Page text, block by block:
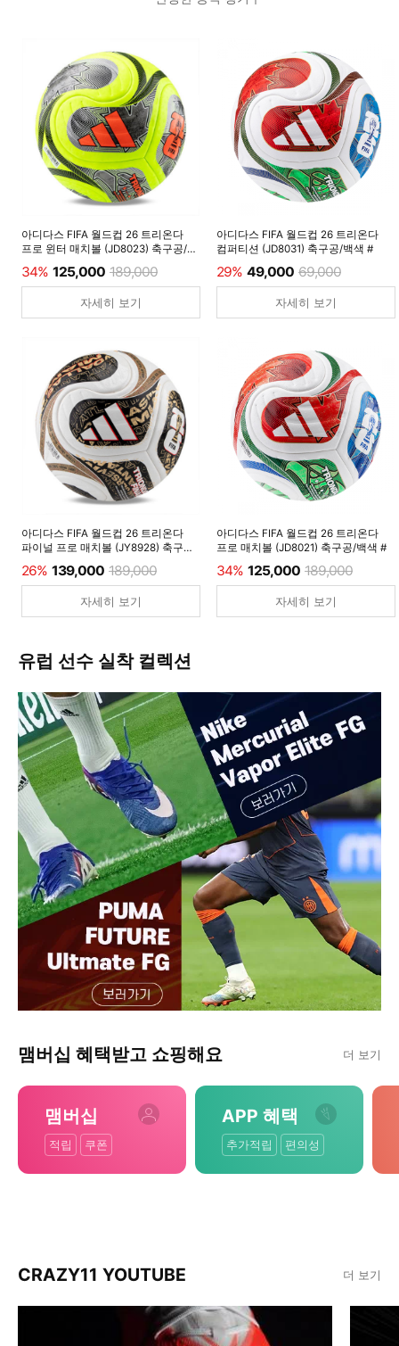
아디다스 FIFA 월드컵 26 트리온다
프로 윈터 매치볼 (JD8023) 축구공/
34% 125,000 189,000
자세히 보기
아디다스 FIFA 월드컵 26 트리온다
컴퍼티션 (JD8031) 축구공/백색 #
29% 49,000 69,000
자세히 보기
아디다스 FIFA 월드컵 26 트리온다
파이널 프로 매치볼 (JY8928) 축구공/
26% 139,000 189,000
자세히 보기
아디다스 FIFA 월드컵 26 트리온다
프로 매치볼 (JD8021) 축구공/백색 #
34% 125,000 189,000
자세히 보기
유럽 선수 실착 컬렉션
맴버십 혜택받고 쇼핑해요 더 보기
맴버십
적립 쿠폰
APP 혜택
추가적립 편의성
CRAZY11 YOUTUBE 더 보기